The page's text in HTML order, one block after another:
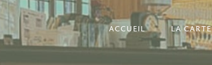
ACCUEIL LA CARTE